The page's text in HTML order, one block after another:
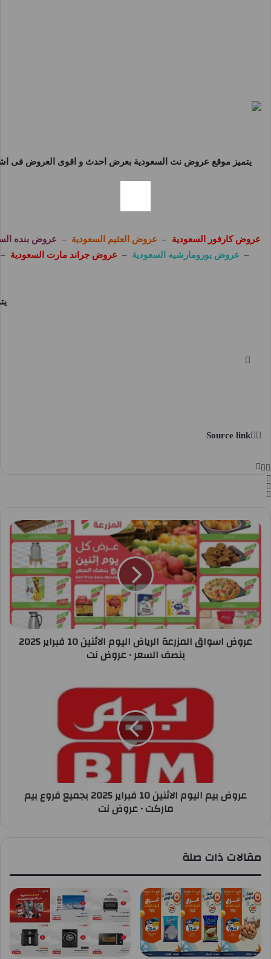
يتميز موقع عروض نت السعودية بعرض احدث و اقوى العروض فى
عروض كارفور السعودية – عروض العثيم السعودية – عروض بنده
– عروض يورومارشيه السعودية – عروض جراند مارت السعودية –
Source link
عروض اسواق المزرعة الرياض اليوم الاثنين 10 فبراير 2025
بنصف السعر • عروض نت
عروض بيم اليوم الاثنين 10 فبراير 2025 بجميع فروع بيم
ماركت • عروض نت
مقالات ذات صلة